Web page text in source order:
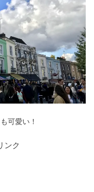
可愛い！
ンク